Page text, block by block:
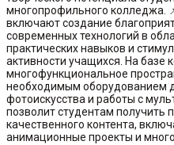
многопрофильного колледжа.
включают создание
современных технологий в
практических навыков и
активности учащихся. На базе
многофункциональное
необходимым оборудованием
фотоискусства и работы с
позволит студентам получить
качественного контента,
анимационные проекты и